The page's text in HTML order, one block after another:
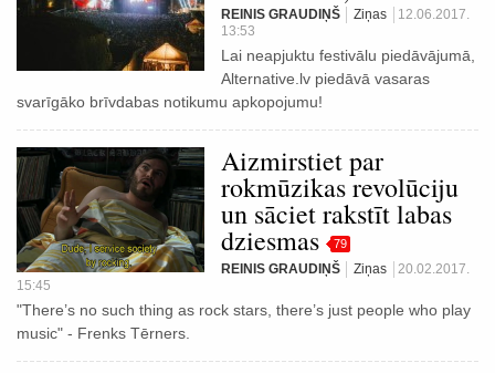
REINIS GRAUDIŅŠ Ziņas
12.06.2017.
13:53
Lai neapjuktu festivālu piedāvājumā,
Alternative.lv piedāvā vasaras
svarīgāko brīvdabas notikumu apkopojumu!
Aizmirstiet par
rokmūzikas revolūciju
un sāciet rakstīt labas
dziesmas 79
REINIS GRAUDIŅŠ Ziņas
20.02.2017.
15:45
"There’s no such thing as rock stars, there’s just people who play
music" - Frenks Tērners.